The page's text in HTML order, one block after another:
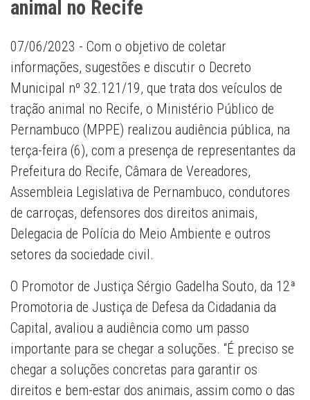
animal no Recife
07/06/2023 - Com o objetivo de coletar
informações, sugestões e discutir o Decreto
Municipal nº 32.121/19, que trata dos veículos de
tração animal no Recife, o Ministério Público de
Pernambuco (MPPE) realizou audiência pública, na
terça-feira (6), com a presença de representantes da
Prefeitura do Recife, Câmara de Vereadores,
Assembleia Legislativa de Pernambuco, condutores
de carroças, defensores dos direitos animais,
Delegacia de Polícia do Meio Ambiente e outros
setores da sociedade civil.
O Promotor de Justiça Sérgio Gadelha Souto, da 12ª
Promotoria de Justiça de Defesa da Cidadania da
Capital, avaliou a audiência como um passo
importante para se chegar a soluções. “É preciso se
chegar a soluções concretas para garantir os
direitos e bem-estar dos animais, assim como o das